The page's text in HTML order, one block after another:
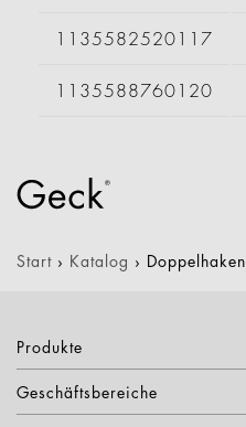
1135582520117
1135588760120
Start › Katalog ›
Produkte
Geschäftsbereiche